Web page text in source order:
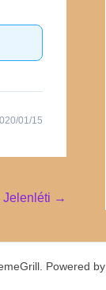
01/15
Jelenléti →
Powered by